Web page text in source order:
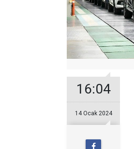
16:04
14 Ocak 2024